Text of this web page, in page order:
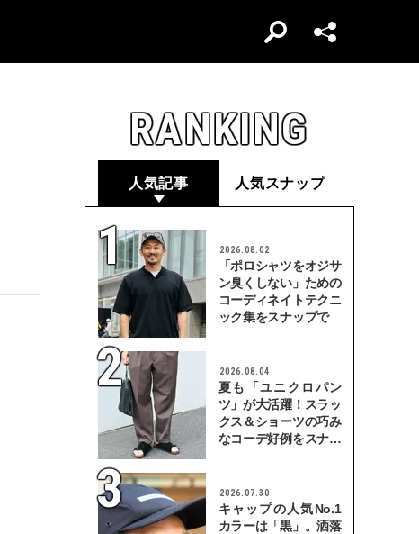
RANKING
人気記事 人気スナップ
2026.08.02
「ポロシャツをオジサ
ン臭くしない」ための
コーディネイトテクニ
ック集をスナップで
2026.08.04
夏も「ユニクロパン
ツ」が大活躍！スラッ
クス＆ショーツの巧み
なコーデ好例をスナッ
2026.07.30
キャップの人気No.1
カラーは「黒」。洒落